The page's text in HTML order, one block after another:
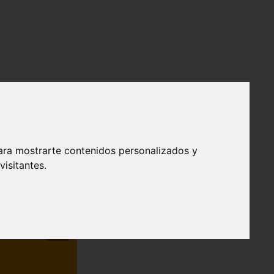
mostrarte contenidos personalizados y